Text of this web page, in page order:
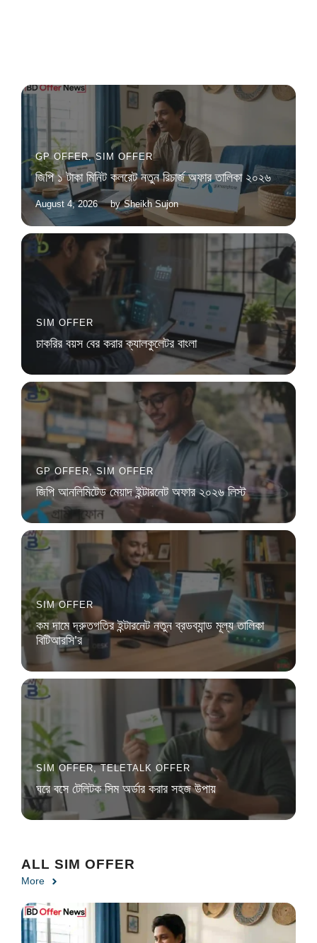
GP OFFER,SIM OFFER
জিপি ১ টাকা মিনিট কলরেট নতুন রিচার্জ অফার তালিকা ২০২৬
August 4, 2026 by Sheikh Sujon
SIM OFFER
চাকরির বয়স বের করার ক্যালকুলেটর বাংলা
GP OFFER,SIM OFFER
জিপি আনলিমিটেড মেয়াদ ইন্টারনেট অফার ২০২৬ লিস্ট
SIM OFFER
কম দামে দ্রুতগতির ইন্টারনেট নতুন ব্রডব্যান্ড মূল্য তালিকা
বিটিআরসি’র
SIM OFFER,TELETALK OFFER
ঘরে বসে টেলিটক সিম অর্ডার করার সহজ উপায়
ALL SIM OFFER
More